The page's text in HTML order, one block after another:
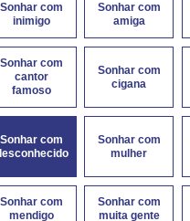
Sonhar com
inimigo
Sonhar com
amiga
Sonhar com
cantor
famoso
Sonhar com
cigana
Sonhar com
Sonhar com
mulher
Sonhar com
mendigo
Sonhar com
muita gente